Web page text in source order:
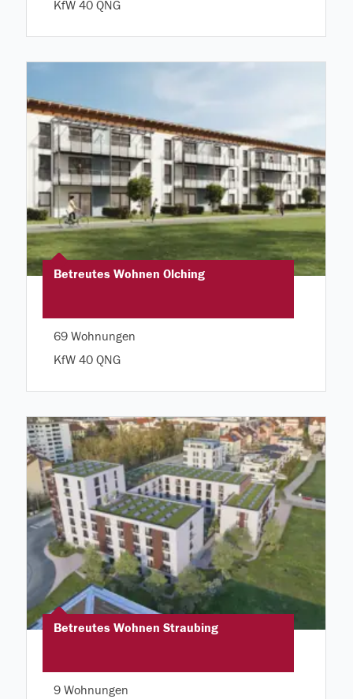
KfW 40 QNG
Betreutes Wohnen Olching
69 Wohnungen
KfW 40 QNG
Betreutes Wohnen Straubing
9 Wohnungen